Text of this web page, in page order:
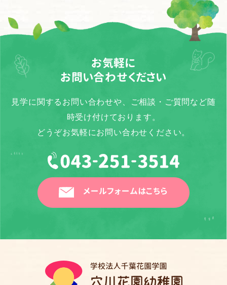
お気軽に
お問い合わせください
見学に関するお問い合わせや、ご相談・ご質問など随
時受け付けております。
どうぞお気軽にお問い合わせください。
メールフォームはこちら